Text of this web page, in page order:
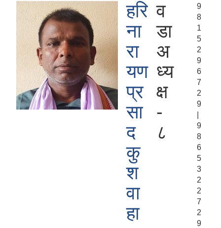
हरि
ना
रा
यण
प्र
सा
द
कु
श
वा
हा
व
डा
अ
ध्य
क्ष
-
८
9
8
1
5
2
9
6
7
2
9
9
8
6
5
3
2
2
7
2
9